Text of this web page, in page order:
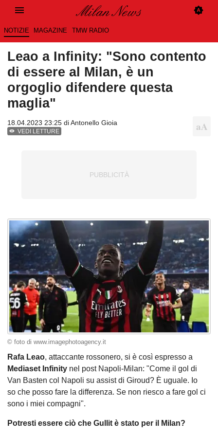
NOTIZIE MAGAZINE TMW RADIO
Leao a Infinity: "Sono contento
di essere al Milan, è un
orgoglio difendere questa
maglia"
18.04.2023 23:25 diAntonello Gioia
VEDI LETTURE
© foto di www.imagephotoagency.it
Rafa Leao, attaccante rossonero, si è così espresso a
Mediaset Infinity nel post Napoli-Milan: "Come il gol di
Van Basten col Napoli su assist di Giroud? È uguale. Io
so che posso fare la differenza. Se non riesco a fare gol ci
sono i miei compagni".
Potresti essere ciò che Gullit è stato per il Milan?